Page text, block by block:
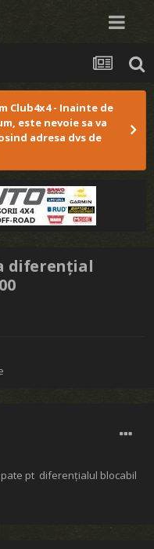
Club4x4 - Inainte de
este nevoie sa va
adresa dvs de
diferențial
pt diferențialul blocabil